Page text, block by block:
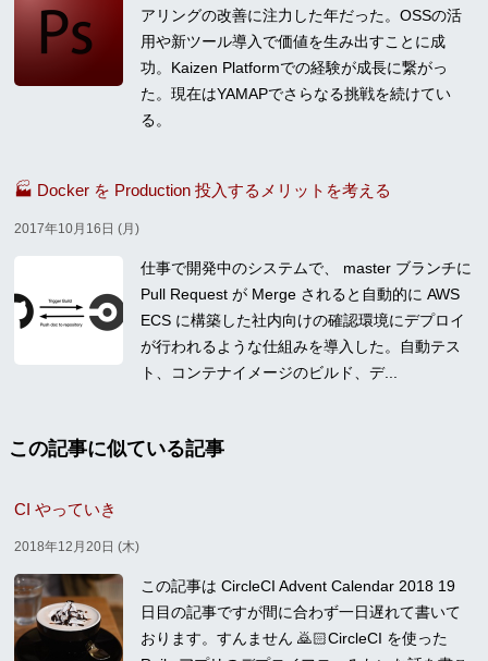
アリングの改善に注力した年だった。OSSの活
用や新ツール導入で価値を生み出すことに成
功。Kaizen Platformでの経験が成長に繋がっ
た。現在はYAMAPでさらなる挑戦を続けてい
る。
🏭 Docker を Production 投入するメリットを考える
2017年10月16日 (月)
仕事で開発中のシステムで、 master ブランチに
Pull Request が Merge されると自動的に AWS
ECS に構築した社内向けの確認環境にデプロイ
が行われるような仕組みを導入した。自動テス
ト、コンテナイメージのビルド、デ...
この記事に似ている記事
CI やっていき
2018年12月20日 (木)
この記事は CircleCI Advent Calendar 2018 19
日目の記事ですが間に合わず一日遅れて書いて
おります。すんません 🙇🏻CircleCI を使った